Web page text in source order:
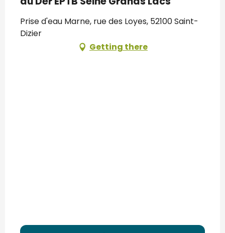
Prise d'eau Marne, rue des Loyes, 52100 Saint-
Dizier
Getting there